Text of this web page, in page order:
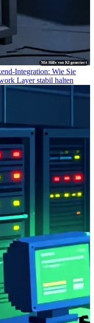
Mit Hilfe von KI generiert
Integration: Wie Sie
Layer stabil halten